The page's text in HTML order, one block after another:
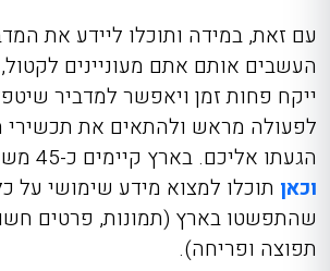
עם זאת, במידה ותוכלו ליידע את
העשבים אותם אתם מעוניינים
ייקח פחות זמן ויאפשר למדביר
לפעולה מראש ולהתאים את תכשירי
הגעתו אליכם. בארץ קיימים כ-45 משפחות של עשבים
וכאן תוכלו למצוא מידע שימושי על
שהתפשטו בארץ (תמונות, פרטים
תפוצה ופריחה).